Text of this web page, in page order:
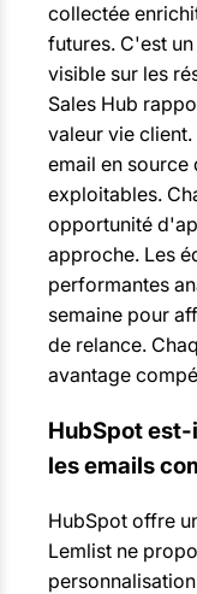
collectée
futures. C'est
visible sur les
Sales Hub
valeur vie
email en source
exploitables.
opportunité
approche. Les
performantes
semaine pour
de relance.
avantage
HubSpot
les emails
HubSpot offre
Lemlist ne